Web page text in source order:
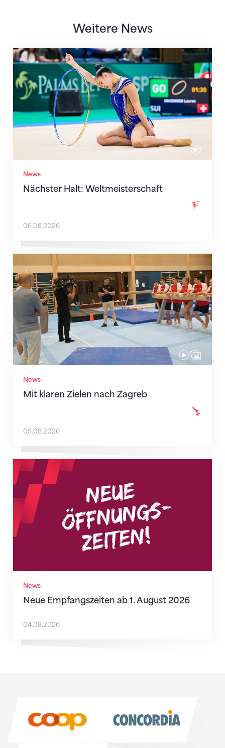
Weitere News
News
Nächster Halt: Weltmeisterschaft
Nächster Halt: Weltmeisterschaft
06.08.2026
News
Mit klaren Zielen nach Zagreb
Mit klaren Zielen nach Zagreb
05.08.2026
News
Neue Empfangszeiten ab 1. August 2026
Neue Empfangszeiten ab 1. August 2026
04.08.2026